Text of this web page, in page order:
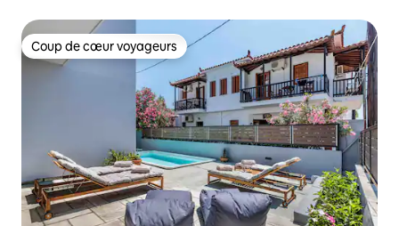
Coup de cœur voyageurs
Coup de cœur voyageurs